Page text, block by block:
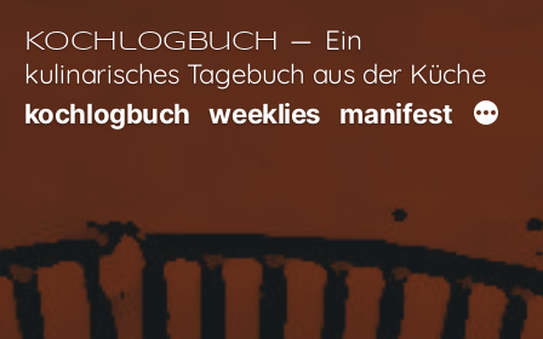
Inhalt
springen
Kochlogbuch
Ein
kulinarisches Tagebuch aus der Küche
kochlogbuch weeklies manifest